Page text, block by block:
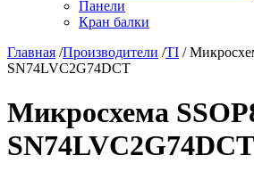
Панели
Кран балки
Главная /Производители /TI /
SN74LVC2G74DCT
Микросхема
SN74LVC2G74DCT